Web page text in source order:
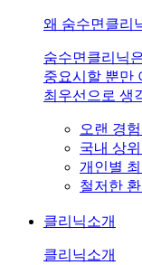
왜 숨수면클리
숨수면클리닉
중요시할 뿐만
최우선으로 생
오랜 경
국내 상
개인별
철저한
클리닉소개
클리닉소개